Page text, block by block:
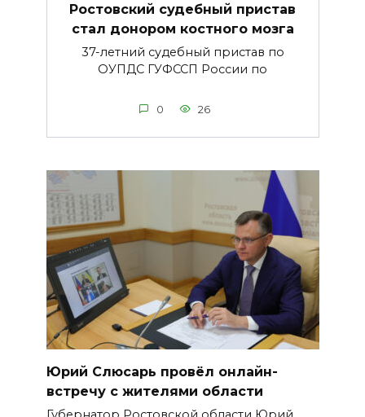
Ростовский судебный пристав
стал донором костного мозга
37-летний судебный пристав по
ОУПДС ГУФССП России по
0 26
Юрий Слюсарь провёл онлайн-
встречу с жителями области